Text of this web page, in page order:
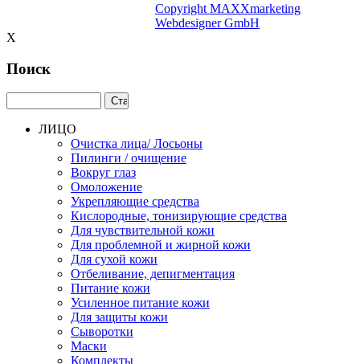
Copyright MAXXmarketing
Webdesigner GmbH
X
Поиск
ЛИЦО
Очистка лица/ Лосьоны
Пилинги / очищение
Вокруг глаз
Омоложение
Укрепляющие средства
Кислородные, тонизирующие средства
Для чувствительной кожи
Для проблемной и жирной кожи
Для сухой кожи
Отбеливание, депигментация
Питание кожи
Усиленное питание кожи
Для защиты кожи
Сыворотки
Маски
Комплекты